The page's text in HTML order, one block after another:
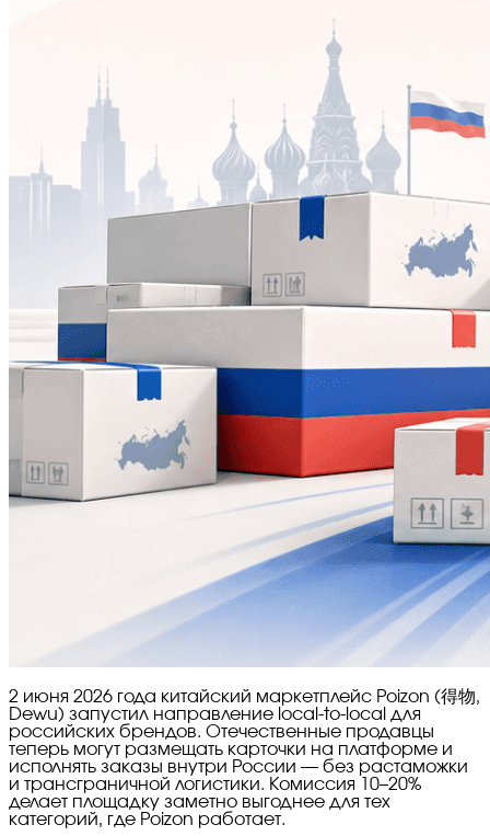
2 июня 2026 года китайский маркетплейс Poizon (得物,
Dewu) запустил направление local-to-local для
российских брендов. Отечественные продавцы
теперь могут размещать карточки на платформе и
исполнять заказы внутри России — без растаможки
и трансграничной логистики. Комиссия 10–20%
делает площадку заметно выгоднее для тех
категорий, где Poizon работает.